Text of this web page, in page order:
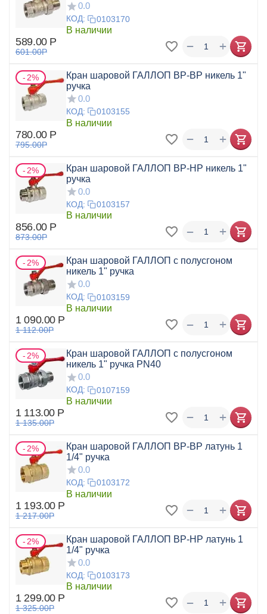
0.0
КОД: 0103170
В наличии
589.00 Р
601.00Р +
−
2%
Кран шаровой ГАЛЛОП ВР-ВР никель 1"
ручка
0.0
КОД: 0103155
В наличии
780.00 Р
795.00Р +
−
2%
Кран шаровой ГАЛЛОП ВР-НР никель 1"
ручка
0.0
КОД: 0103157
В наличии
856.00 Р
873.00Р +
−
2%
Кран шаровой ГАЛЛОП с полусгоном
никель 1" ручка
0.0
КОД: 0103159
В наличии
1 090.00 Р
1 112.00Р +
−
2%
Кран шаровой ГАЛЛОП с полусгоном
никель 1" ручка PN40
0.0
КОД: 0107159
В наличии
1 113.00 Р
1 135.00Р +
−
2%
Кран шаровой ГАЛЛОП ВР-ВР латунь 1
1/4" ручка
0.0
КОД: 0103172
В наличии
1 193.00 Р
1 217.00Р +
−
2%
Кран шаровой ГАЛЛОП ВР-НР латунь 1
1/4" ручка
0.0
КОД: 0103173
В наличии
1 299.00 Р
1 325.00Р +
−